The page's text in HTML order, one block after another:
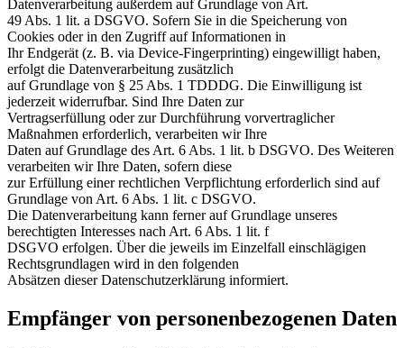
Datenverarbeitung außerdem auf Grundlage von Art.
49 Abs. 1 lit. a DSGVO. Sofern Sie in die Speicherung von
Cookies oder in den Zugriff auf Informationen in
Ihr Endgerät (z. B. via Device-Fingerprinting) eingewilligt haben,
erfolgt die Datenverarbeitung zusätzlich
auf Grundlage von § 25 Abs. 1 TDDDG. Die Einwilligung ist
jederzeit widerrufbar. Sind Ihre Daten zur
Vertragserfüllung oder zur Durchführung vorvertraglicher
Maßnahmen erforderlich, verarbeiten wir Ihre
Daten auf Grundlage des Art. 6 Abs. 1 lit. b DSGVO. Des Weiteren
verarbeiten wir Ihre Daten, sofern diese
zur Erfüllung einer rechtlichen Verpflichtung erforderlich sind auf
Grundlage von Art. 6 Abs. 1 lit. c DSGVO.
Die Datenverarbeitung kann ferner auf Grundlage unseres
berechtigten Interesses nach Art. 6 Abs. 1 lit. f
DSGVO erfolgen. Über die jeweils im Einzelfall einschlägigen
Rechtsgrundlagen wird in den folgenden
Absätzen dieser Datenschutzerklärung informiert.
Empfänger von personenbezogenen Daten